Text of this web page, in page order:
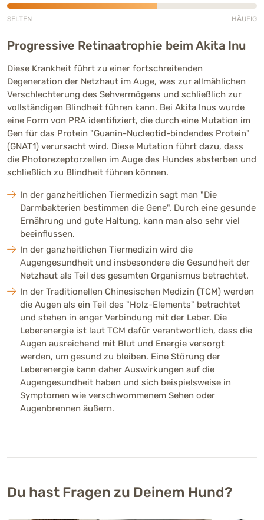
SELTEN HÄUFIG
Progressive Retinaatrophie beim Akita Inu
Diese Krankheit führt zu einer fortschreitenden
Degeneration der Netzhaut im Auge, was zur allmählichen
Verschlechterung des Sehvermögens und schließlich zur
vollständigen Blindheit führen kann. Bei Akita Inus wurde
eine Form von PRA identifiziert, die durch eine Mutation im
Gen für das Protein "Guanin-Nucleotid-bindendes Protein"
(GNAT1) verursacht wird. Diese Mutation führt dazu, dass
die Photorezeptorzellen im Auge des Hundes absterben und
schließlich zu Blindheit führen können.
In der ganzheitlichen Tiermedizin sagt man "Die
Darmbakterien bestimmen die Gene". Durch eine gesunde
Ernährung und gute Haltung, kann man also sehr viel
beeinflussen.
In der ganzheitlichen Tiermedizin wird die
Augengesundheit und insbesondere die Gesundheit der
Netzhaut als Teil des gesamten Organismus betrachtet.
In der Traditionellen Chinesischen Medizin (TCM) werden
die Augen als ein Teil des "Holz-Elements" betrachtet
und stehen in enger Verbindung mit der Leber. Die
Leberenergie ist laut TCM dafür verantwortlich, dass die
Augen ausreichend mit Blut und Energie versorgt
werden, um gesund zu bleiben. Eine Störung der
Leberenergie kann daher Auswirkungen auf die
Augengesundheit haben und sich beispielsweise in
Symptomen wie verschwommenem Sehen oder
Augenbrennen äußern.
Du hast Fragen zu Deinem Hund?